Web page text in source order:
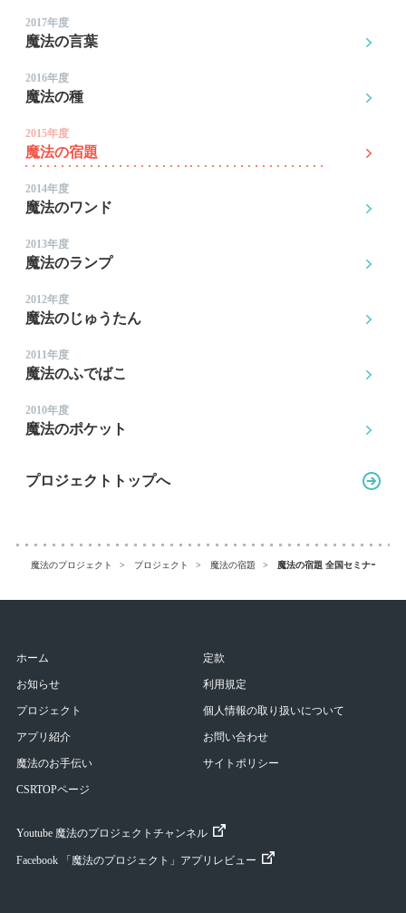
魔法のプロジェクト プロジェクト 魔法の宿題 魔法の宿題 全国セミナーを開
2017年度
魔法の言葉
2016年度
魔法の種
2015年度
魔法の宿題
2014年度
魔法のワンド
2013年度
魔法のランプ
2012年度
魔法のじゅうたん
2011年度
魔法のふでばこ
2010年度
魔法のポケット
プロジェクトトップへ
ホーム
お知らせ
プロジェクト
アプリ紹介
魔法のお手伝い
CSRTOPページ
定款
利用規定
個人情報の取り扱いについて
お問い合わせ
サイトポリシー
Youtube 魔法のプロジェクトチャンネル
Facebook 「魔法のプロジェクト」アプリレビュー